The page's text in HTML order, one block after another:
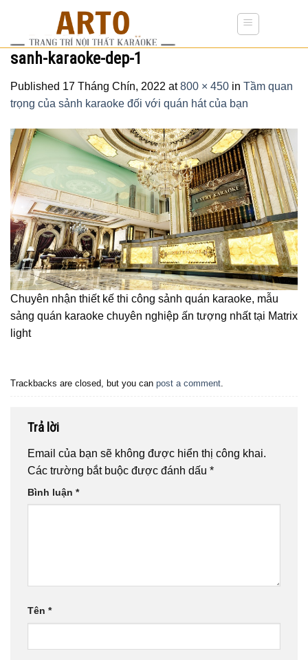
content
sanh-karaoke-dep-1
Published 17 Tháng Chín, 2022 at800 × 450 in Tầm quan
trọng của sảnh karaoke đối với quán hát của bạn
Chuyên nhận thiết kế thi công sảnh quán karaoke, mẫu
sảng quán karaoke chuyên nghiệp ấn tượng nhất tại Matrix
light
Trackbacks are closed, but you can post a comment.
Trả lời
Email của bạn sẽ không được hiển thị công khai.
Các trường bắt buộc được đánh dấu *
Bình luận *
Tên *